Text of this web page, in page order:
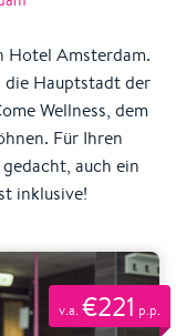
Hotel Amsterdam.
die Hauptstadt der
Wellness, dem
Für Ihren
auch ein
inklusive!
v.a. €221 p.p.